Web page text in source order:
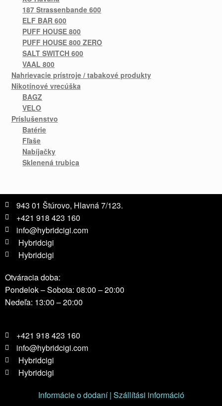
187 Strassenbande 600
ELF BAR 600
PUFF HOUSE 800
PUFF HOUSE 800 ZERO
SALT SWITCH 600
VAAL 800
Nahrievacie prístroje / tabakové produkty
Nikotínové vrecúška
BAGZ
VELO
Príslušenstvo
Batérie
Fľaše
Nabíjačky
Sklenená trubica
943 01 Štúrovo, Hlavná 7/123.
+421 918 423 160
info@hybridcigi.com
Hybridcigi
Hybridcigi
Otváracia doba:
Pondelok – Sobota: 08:00 – 20:00
Nedeľa: 13:00 – 20:00
+421 918 423 160
info@hybridcigi.com
Hybridcigi
Hybridcigi
Informácie o dodaní | Szállítási információ